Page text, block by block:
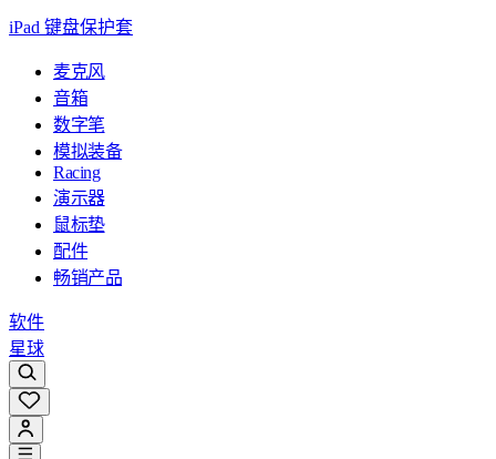
iPad 键盘保护套
麦克风
音箱
数字笔
模拟装备
Racing
演示器
鼠标垫
配件
畅销产品
软件
星球